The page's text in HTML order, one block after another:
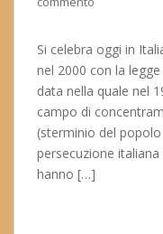
Si celebra oggi in
nel 2000 con la
data nella quale nel
campo di
(sterminio del
persecuzione
hanno […]